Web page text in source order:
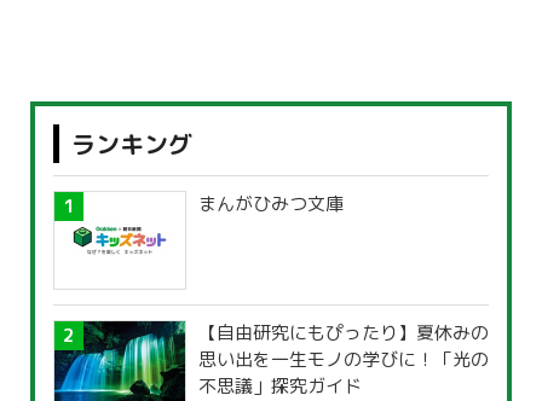
ランキング
まんがひみつ文庫
【自由研究にもぴったり】夏休みの
思い出を一生モノの学びに！「光の
不思議」探究ガイド